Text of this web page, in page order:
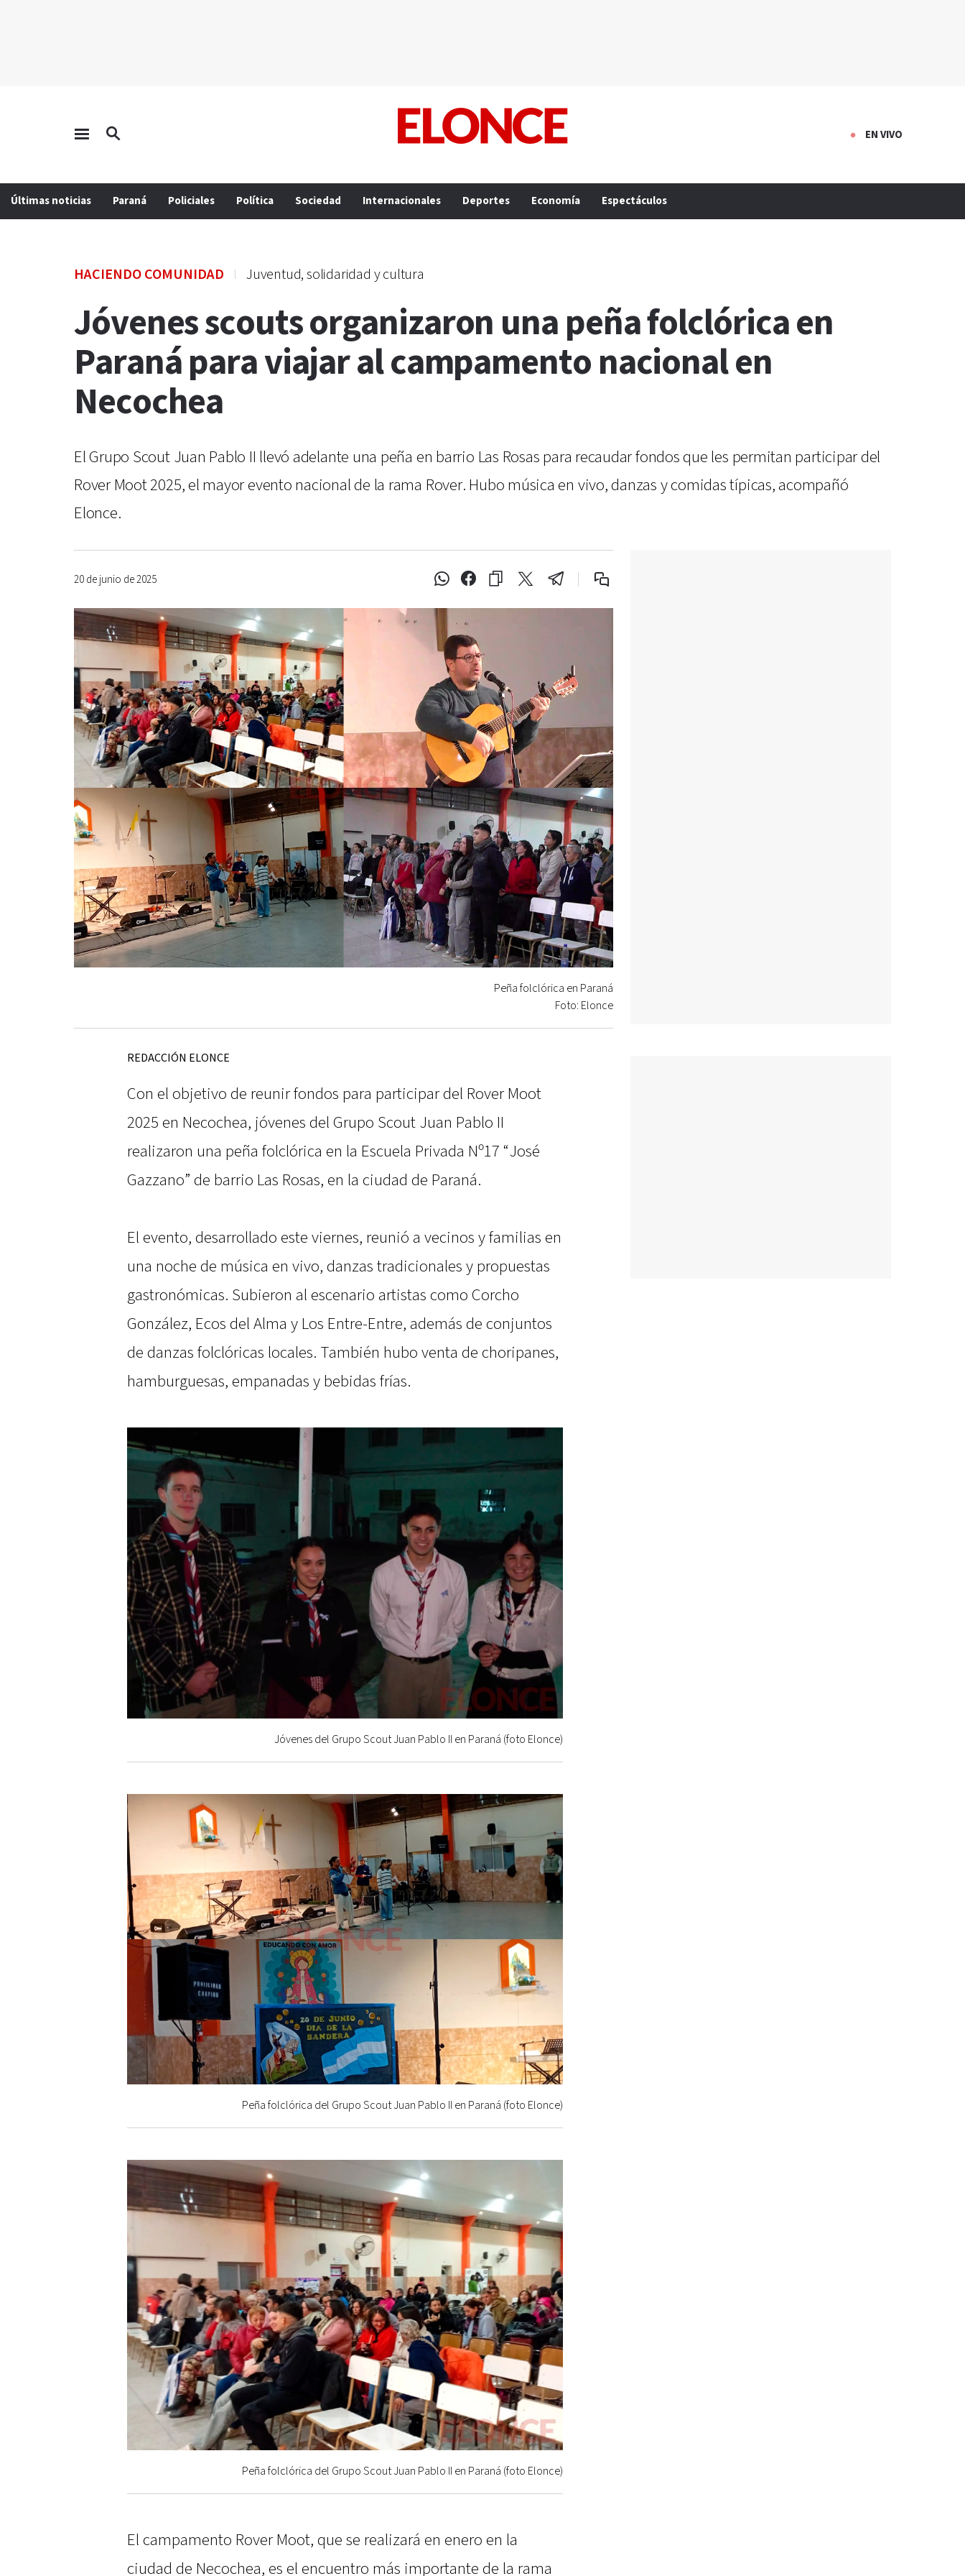
EN VIVO
Últimas noticias Paraná Policiales Política Sociedad Internacionales Deportes Economía Espectáculos
HACIENDO COMUNIDAD Juventud, solidaridad y cultura
Jóvenes scouts organizaron una peña folclórica en
Paraná para viajar al campamento nacional en
Necochea
El Grupo Scout Juan Pablo II llevó adelante una peña en barrio Las Rosas para recaudar fondos que les permitan participar del
Rover Moot 2025, el mayor evento nacional de la rama Rover. Hubo música en vivo, danzas y comidas típicas, acompañó
Elonce.
20 de junio de 2025
Peña folclórica en Paraná
Foto: Elonce
REDACCIÓN ELONCE
Con el objetivo de reunir fondos para participar del Rover Moot
2025 en Necochea, jóvenes del Grupo Scout Juan Pablo II
realizaron una peña folclórica en la Escuela Privada Nº17 “José
Gazzano” de barrio Las Rosas, en la ciudad de Paraná.
El evento, desarrollado este viernes, reunió a vecinos y familias en
una noche de música en vivo, danzas tradicionales y propuestas
gastronómicas. Subieron al escenario artistas como Corcho
González, Ecos del Alma y Los Entre-Entre, además de conjuntos
de danzas folclóricas locales. También hubo venta de choripanes,
hamburguesas, empanadas y bebidas frías.
Jóvenes del Grupo Scout Juan Pablo II en Paraná (foto Elonce)
Peña folclórica del Grupo Scout Juan Pablo II en Paraná (foto Elonce)
Peña folclórica del Grupo Scout Juan Pablo II en Paraná (foto Elonce)
El campamento Rover Moot, que se realizará en enero en la
ciudad de Necochea, es el encuentro más importante de la rama